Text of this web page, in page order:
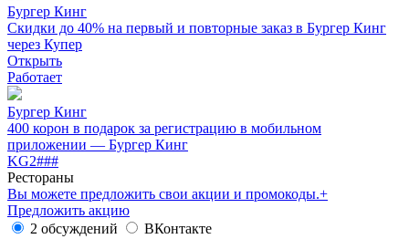
Бургер Кинг
Скидки до 40% на первый и повторные заказ в Бургер Кинг
через Купер
Открыть
Работает
Бургер Кинг
400 корон в подарок за регистрацию в мобильном
приложении — Бургер Кинг
KG2###
Рестораны
Вы можете предложить свои акции и промокоды.+
Предложить акцию
2 обсуждений
ВКонтакте